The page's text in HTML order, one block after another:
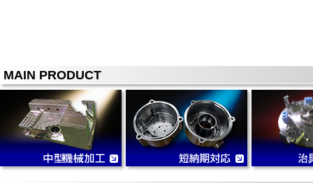
MAIN PRODUCT